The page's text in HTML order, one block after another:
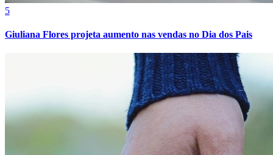
5
Giuliana Flores projeta aumento nas vendas no Dia dos Pais